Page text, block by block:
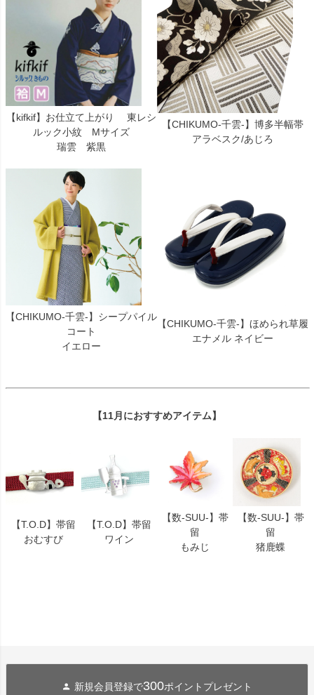
【kifkif】お仕立て上がり 東レシ
ルック小紋 Mサイズ
瑞雲 紫黒
【CHIKUMO-千雲-】博多半幅帯
アラベスク/あじろ
【CHIKUMO-千雲-】シープパイル
コート
イエロー
【CHIKUMO-千雲-】ほめられ草履
エナメル ネイビー
【11月におすすめアイテム】
【T.O.D】帯留
おむすび
【T.O.D】帯留
ワイン
【数-SUU-】帯
留
もみじ
【数-SUU-】帯
留
猪鹿蝶
新規会員登録で300ポイントプレゼント